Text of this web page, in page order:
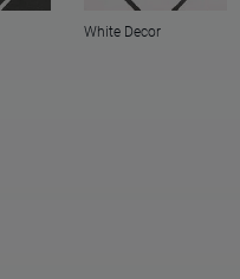
White Decor